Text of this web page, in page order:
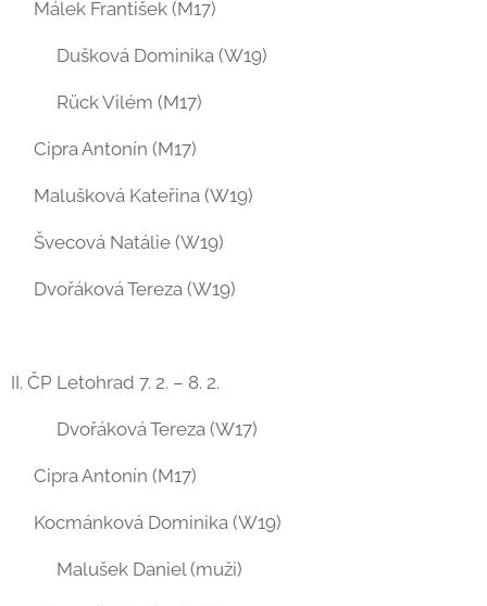
🥇Málek František (M17)
🥈🥈Dušková Dominika (W19)
🥈🥈Rück Vilém (M17)
🥉Cipra Antonín (M17)
🥉Malušková Kateřina (W19)
🥉Švecová Natálie (W19)
🥉Dvořáková Tereza (W19)
II. ČP Letohrad 7. 2. – 8. 2.
🥇🥇Dvořáková Tereza (W17)
🥇Cipra Antonín (M17)
🥇Kocmánková Dominika (W19)
🥈🥈Malušek Daniel (muži)